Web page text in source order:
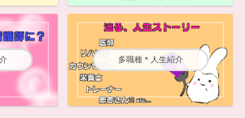
多職種＊人生紹介